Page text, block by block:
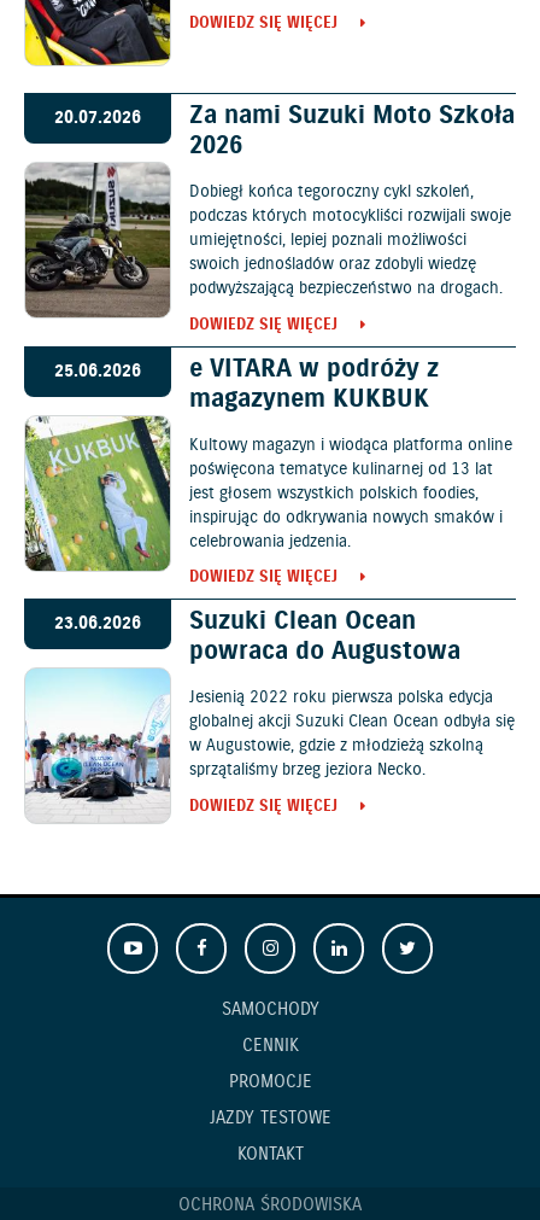
DOWIEDZ SIĘ WIĘCEJ
20.07.2026
Za nami Suzuki Moto Szkoła
2026
Dobiegł końca tegoroczny cykl szkoleń,
podczas których motocykliści rozwijali swoje
umiejętności, lepiej poznali możliwości
swoich jednośladów oraz zdobyli wiedzę
podwyższającą bezpieczeństwo na drogach.
DOWIEDZ SIĘ WIĘCEJ
25.06.2026
e VITARA w podróży z
magazynem KUKBUK
Kultowy magazyn i wiodąca platforma online
poświęcona tematyce kulinarnej od 13 lat
jest głosem wszystkich polskich foodies,
inspirując do odkrywania nowych smaków i
celebrowania jedzenia.
DOWIEDZ SIĘ WIĘCEJ
23.06.2026
Suzuki Clean Ocean
powraca do Augustowa
Jesienią 2022 roku pierwsza polska edycja
globalnej akcji Suzuki Clean Ocean odbyła się
w Augustowie, gdzie z młodzieżą szkolną
sprzątaliśmy brzeg jeziora Necko.
DOWIEDZ SIĘ WIĘCEJ
SAMOCHODY
CENNIK
PROMOCJE
JAZDY TESTOWE
KONTAKT
OCHRONA ŚRODOWISKA